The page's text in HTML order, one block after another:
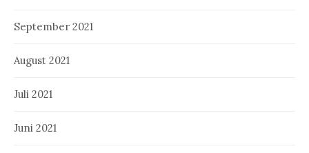
September 2021
August 2021
Juli 2021
Juni 2021